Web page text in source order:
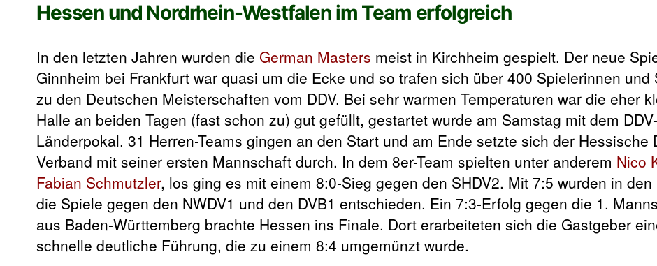
Hessen und Nordrhein-Westfalen im Team erfolgreich
In den letzten Jahren wurden die German Masters meist in Kirchheim gespielt. Der neue
Ginnheim bei Frankfurt war quasi um die Ecke und so trafen sich über 400 Spielerinnen und
zu den Deutschen Meisterschaften vom DDV. Bei sehr warmen Temperaturen war die eher
Halle an beiden Tagen (fast schon zu) gut gefüllt, gestartet wurde am Samstag mit dem DDV-
Länderpokal. 31 Herren-Teams gingen an den Start und am Ende setzte sich der Hessische
Verband mit seiner ersten Mannschaft durch. In dem 8er-Team spielten unter anderem Nico
Fabian Schmutzler, los ging es mit einem 8:0-Sieg gegen den SHDV2. Mit 7:5 wurden in den
die Spiele gegen den NWDV1 und den DVB1 entschieden. Ein 7:3-Erfolg gegen die 1.
aus Baden-Württemberg brachte Hessen ins Finale. Dort erarbeiteten sich die Gastgeber
schnelle deutliche Führung, die zu einem 8:4 umgemünzt wurde.